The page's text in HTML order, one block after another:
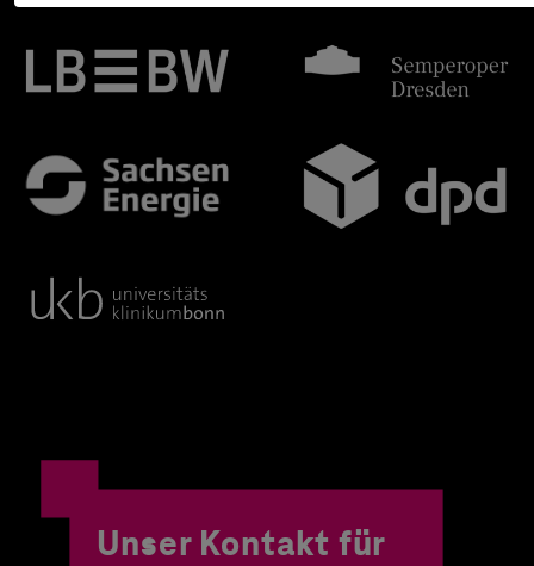
Unser Kontakt für